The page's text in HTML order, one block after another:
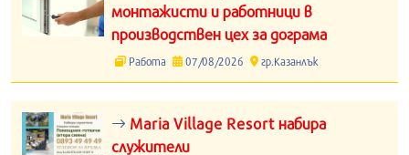
монтажисти и работници в
производствен цех за дограма
Работа 07/08/2026 гр.Казанлък
Maria Village Resort набира
служители